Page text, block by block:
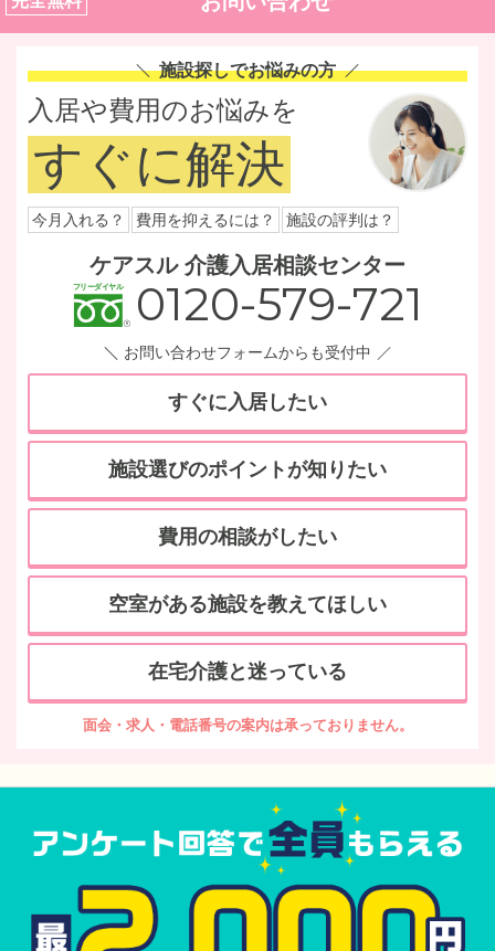
施設探しでお悩みの方
入居や費用のお悩みを
すぐに解決
今月入れる？ 費用を抑えるには？ 施設の評判は？
ケアスル 介護入居相談センター
0120-579-721
お問い合わせフォームからも受付中
すぐに入居したい
施設選びのポイントが知りたい
費用の相談がしたい
空室がある施設を教えてほしい
在宅介護と迷っている
面会・求人・電話番号の案内は承っておりません。